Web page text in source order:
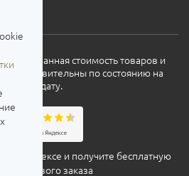
Указанная стоимость товаров и
действительны по состоянию на
текущую дату.
на Яндексе и получите бесплатную
для нового заказа